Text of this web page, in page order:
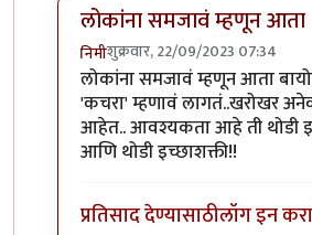
लोकांना समजावं म्हणून आता
निमीशुक्रवार, 22/09/2023 07:34
In reply toगांडूळखतbyस्नेहा.K.
लोकांना समजावं म्हणून आता
'कचरा' म्हणावं लागतं..खरोखर
आहेत.. आवश्यकता आहे ती थोडी
आणि थोडी इच्छाशक्ती!!
प्रतिसाद देण्यासाठीलॉग इन करा